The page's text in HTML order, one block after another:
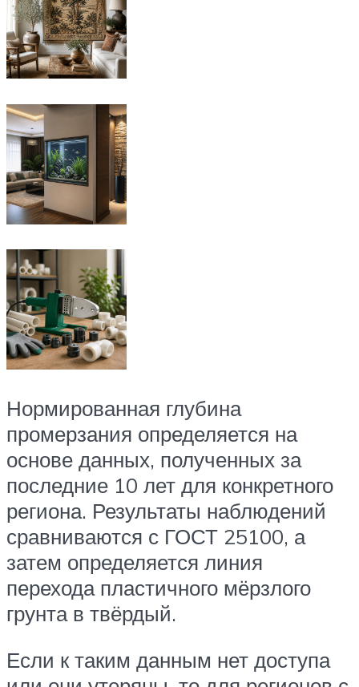
Нормированная глубина
промерзания определяется на
основе данных, полученных за
последние 10 лет для конкретного
региона. Результаты наблюдений
сравниваются с ГОСТ 25100, а
затем определяется линия
перехода пластичного мёрзлого
грунта в твёрдый.
Если к таким данным нет доступа